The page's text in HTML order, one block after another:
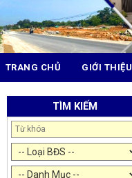
TRANG CHỦ GIỚI THIỆU
TÌM KIẾM